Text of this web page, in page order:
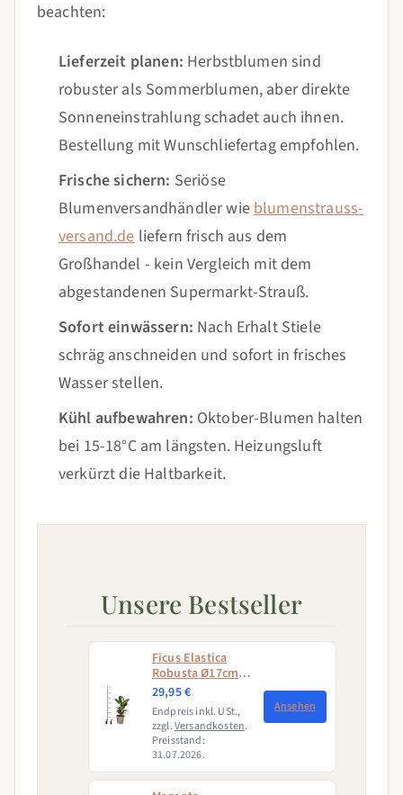
beachten:
Lieferzeit planen: Herbstblumen sind
robuster als Sommerblumen, aber direkte
Sonneneinstrahlung schadet auch ihnen.
Bestellung mit Wunschliefertag empfohlen.
Frische sichern: Seriöse
Blumenversandhändler wieblumenstrauss-
versand.deliefern frisch aus dem
Großhandel - kein Vergleich mit dem
abgestandenen Supermarkt-Strauß.
Sofort einwässern: Nach Erhalt Stiele
schräg anschneiden und sofort in frisches
Wasser stellen.
Kühl aufbewahren: Oktober-Blumen halten
bei 15-18°C am längsten. Heizungsluft
verkürzt die Haltbarkeit.
Unsere Bestseller
Ficus Elastica
Robusta Ø17cm -
↕50 - 60cm
29,95 €
Endpreis inkl. USt.,
zzgl.Versandkosten.
Preisstand:
31.07.2026.
Ansehen